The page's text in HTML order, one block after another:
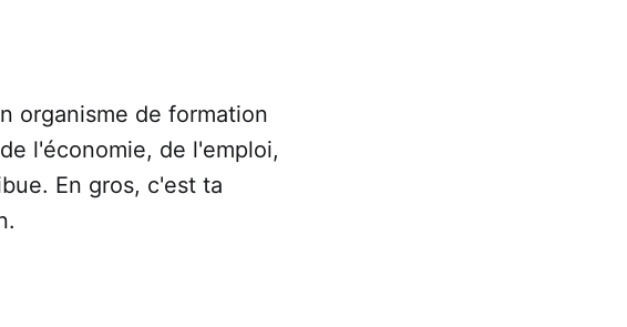
organisme de formation
l'économie, de l'emploi,
En gros, c'est ta